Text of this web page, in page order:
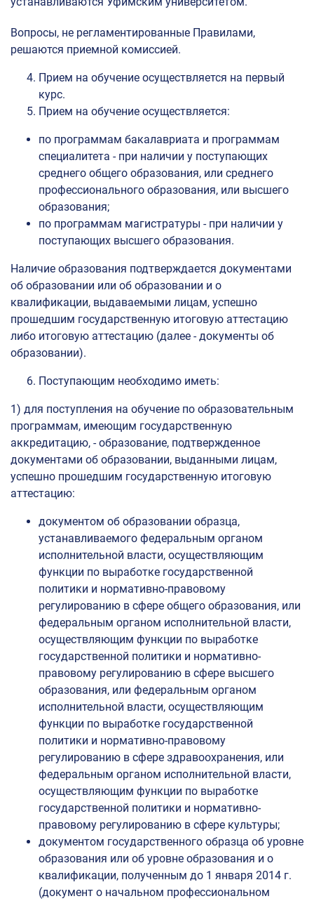
Вопросы, не регламентированные Правилами,
решаются приемной комиссией.
Прием на обучение осуществляется на первый
курс.
Прием на обучение осуществляется:
по программам бакалавриата и программам
специалитета - при наличии у поступающих
среднего общего образования, или среднего
профессионального образования, или высшего
образования;
по программам магистратуры - при наличии у
поступающих высшего образования.
Наличие образования подтверждается документами
об образовании или об образовании и о
квалификации, выдаваемыми лицам, успешно
прошедшим государственную итоговую аттестацию
либо итоговую аттестацию (далее - документы об
образовании).
Поступающим необходимо иметь:
1) для поступления на обучение по образовательным
программам, имеющим государственную
аккредитацию, - образование, подтвержденное
документами об образовании, выданными лицам,
успешно прошедшим государственную итоговую
аттестацию:
документом об образовании образца,
устанавливаемого федеральным органом
исполнительной власти, осуществляющим
функции по выработке государственной
политики и нормативно-правовому
регулированию в сфере общего образования, или
федеральным органом исполнительной власти,
осуществляющим функции по выработке
государственной политики и нормативно-
правовому регулированию в сфере высшего
образования, или федеральным органом
исполнительной власти, осуществляющим
функции по выработке государственной
политики и нормативно-правовому
регулированию в сфере здравоохранения, или
федеральным органом исполнительной власти,
осуществляющим функции по выработке
государственной политики и нормативно-
правовому регулированию в сфере культуры;
документом государственного образца об уровне
образования или об уровне образования и о
квалификации, полученным до 1 января 2014 г.
(документ о начальном профессиональном